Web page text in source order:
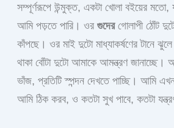
সম্পূর্ণরূপে উন্মুক্ত, একটা খোলা বইয়ের মতো,
আমি পড়তে পারি। ওর গুদেরগোলাপী ঠোঁট
কাঁপছে। ওর মাই দুটো মাধ্যাকর্ষণের টানে
থাকা বোঁটা দুটো আমাকে আমন্ত্রণ জানাচ্ছে।
ভাঁজ, প্রতিটি স্পন্দন দেখতে পাচ্ছি। আমি
আমি ঠিক করব, ও কতটা সুখ পাবে, কতটা